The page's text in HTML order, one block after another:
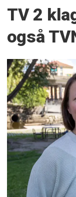
TV 2
også